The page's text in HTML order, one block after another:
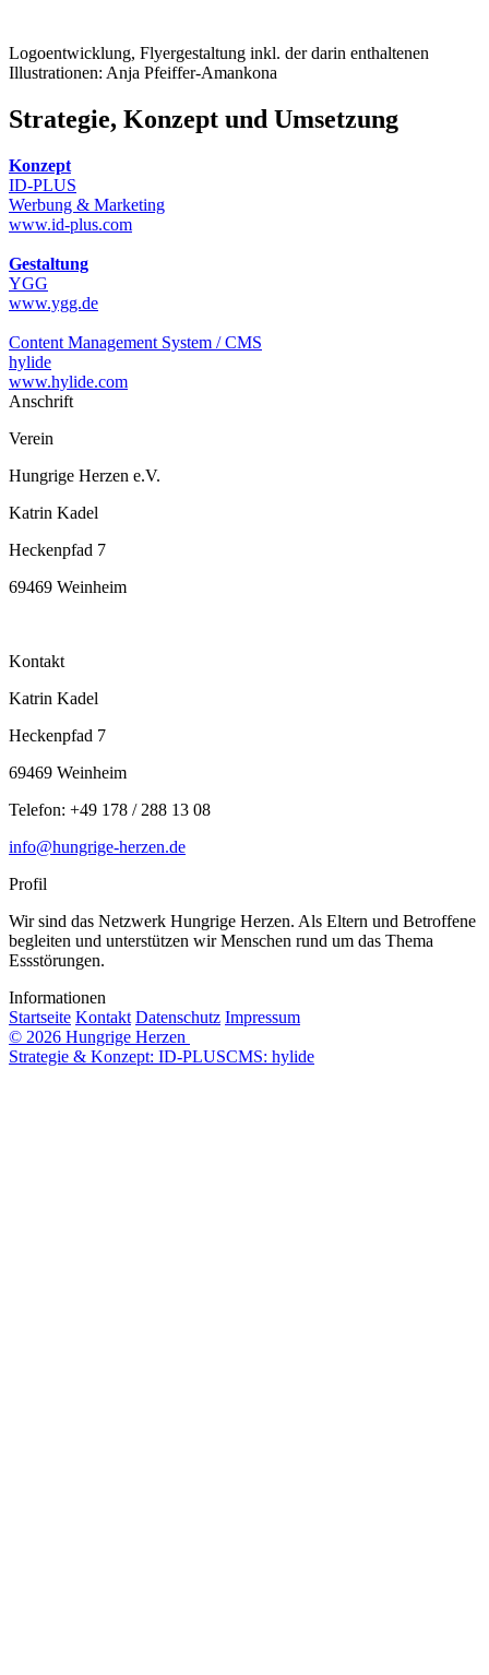
Logoentwicklung, Flyergestaltung inkl. der darin enthaltenen
Illustrationen: Anja Pfeiffer-Amankona
Strategie, Konzept und Umsetzung
Konzept
ID-PLUS
Werbung & Marketing
www.id-plus.com
Gestaltung
YGG
www.ygg.de
Content Management System / CMS
hylide
www.hylide.com
Anschrift
Verein
Hungrige Herzen e.V.
Katrin Kadel
Heckenpfad 7
69469 Weinheim
Kontakt
Katrin Kadel
Heckenpfad 7
69469 Weinheim
Telefon: +49 178 / 288 13 08
info@hungrige-herzen.de
Profil
Wir sind das Netzwerk Hungrige Herzen. Als Eltern und Betroffene
begleiten und unterstützen wir Menschen rund um das Thema
Essstörungen.
Informationen
Startseite Kontakt Datenschutz Impressum
© 2026 Hungrige Herzen
Strategie & Konzept: ID-PLUSCMS: hylide